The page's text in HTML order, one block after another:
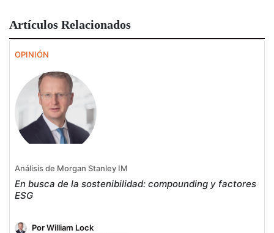
Artículos Relacionados
OPINIÓN
Análisis de Morgan Stanley IM
En busca de la sostenibilidad: compounding y factores
ESG
Por William Lock